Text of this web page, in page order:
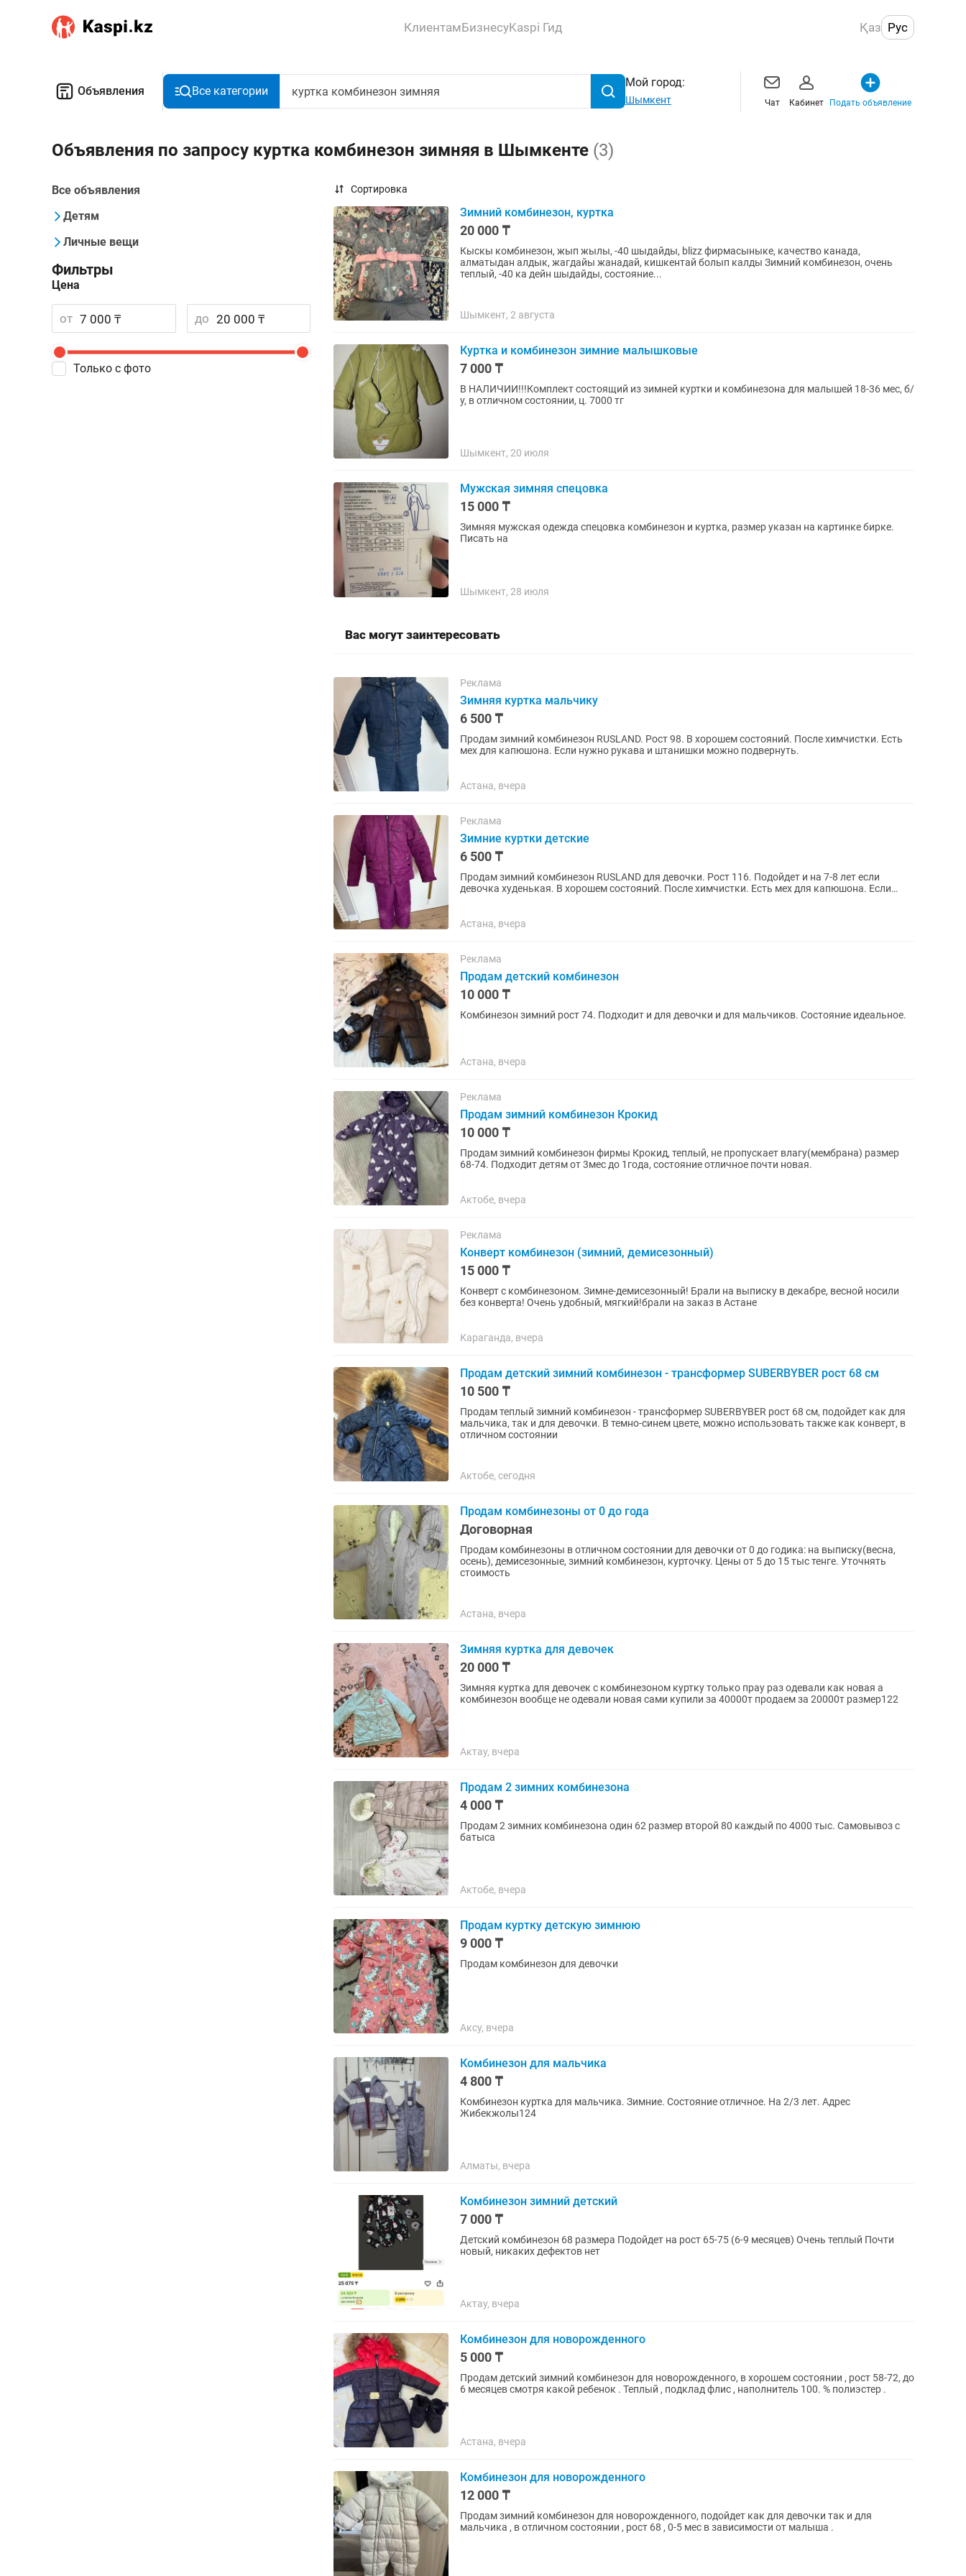
КлиентамБизнесуKaspi Гид Қаз Рус
Объявления Все категории
Мой город:
Шымкент Чат Кабинет Подать объявление
Объявления по запросу куртка комбинезон зимняя в Шымкенте (3)
Все объявления
Детям
Личные вещи
Фильтры
Цена
от до
Только с фото
Сортировка
Зимний комбинезон, куртка
20 000 ₸
Кыскы комбинезон, жып жылы, -40 шыдайды, blizz фирмасыныке, качество канада,
алматыдан алдык, жагдайы жанадай, кишкентай болып калды Зимний комбинезон, очень
теплый, -40 ка дейн шыдайды, состояние...
Шымкент, 2 августа
Куртка и комбинезон зимние малышковые
7 000 ₸
В НАЛИЧИИ!!!Комплект состоящий из зимней куртки и комбинезона для малышей 18-36 мес, б/
у, в отличном состоянии, ц. 7000 тг
Шымкент, 20 июля
Мужская зимняя спецовка
15 000 ₸
Зимняя мужская одежда спецовка комбинезон и куртка, размер указан на картинке бирке.
Писать на
Шымкент, 28 июля
Вас могут заинтересовать
Реклама
Зимняя куртка мальчику
6 500 ₸
Продам зимний комбинезон RUSLAND. Рост 98. В хорошем состояний. После химчистки. Есть
мех для капюшона. Если нужно рукава и штанишки можно подвернуть.
Астана, вчера
Реклама
Зимние куртки детские
6 500 ₸
Продам зимний комбинезон RUSLAND для девочки. Рост 116. Подойдет и на 7-8 лет если
девочка худенькая. В хорошем состояний. После химчистки. Есть мех для капюшона. Если
Астана, вчера
Реклама
Продам детский комбинезон
10 000 ₸
Комбинезон зимний рост 74. Подходит и для девочки и для мальчиков. Состояние идеальное.
Астана, вчера
Реклама
Продам зимний комбинезон Крокид
10 000 ₸
Продам зимний комбинезон фирмы Крокид, теплый, не пропускает влагу(мембрана) размер
68-74. Подходит детям от 3мес до 1года, состояние отличное почти новая.
Актобе, вчера
Реклама
Конверт комбинезон (зимний, демисезонный)
15 000 ₸
Конверт с комбинезоном. Зимне-демисезонный! Брали на выписку в декабре, весной носили
без конверта! Очень удобный, мягкий!брали на заказ в Астане
Караганда, вчера
Продам детский зимний комбинезон - трансформер SUBERBYBER рост 68 см
10 500 ₸
Продам теплый зимний комбинезон - трансформер SUBERBYBER рост 68 см, подойдет как для
мальчика, так и для девочки. В темно-синем цвете, можно использовать также как конверт, в
отличном состоянии
Актобе, сегодня
Продам комбинезоны от 0 до года
Договорная
Продам комбинезоны в отличном состоянии для девочки от 0 до годика: на выписку(весна,
осень), демисезонные, зимний комбинезон, курточку. Цены от 5 до 15 тыс тенге. Уточнять
стоимость
Астана, вчера
Зимняя куртка для девочек
20 000 ₸
Зимняя куртка для девочек с комбинезоном куртку только прау раз одевали как новая а
комбинезон вообще не одевали новая сами купили за 40000т продаем за 20000т размер122
Актау, вчера
Продам 2 зимних комбинезона
4 000 ₸
Продам 2 зимних комбинезона один 62 размер второй 80 каждый по 4000 тыс. Самовывоз с
батыса
Актобе, вчера
Продам куртку детскую зимнюю
9 000 ₸
Продам комбинезон для девочки
Аксу, вчера
Комбинезон для мальчика
4 800 ₸
Комбинезон куртка для мальчика. Зимние. Состояние отличное. На 2/3 лет. Адрес
Жибекжолы124
Алматы, вчера
Комбинезон зимний детский
7 000 ₸
Детский комбинезон 68 размера Подойдет на рост 65-75 (6-9 месяцев) Очень теплый Почти
новый, никаких дефектов нет
Актау, вчера
Комбинезон для новорожденного
5 000 ₸
Продам детский зимний комбинезон для новорожденного, в хорошем состоянии , рост 58-72, до
6 месяцев смотря какой ребенок . Теплый , подклад флис , наполнитель 100. % полиэстер .
Астана, вчера
Комбинезон для новорожденного
12 000 ₸
Продам зимний комбинезон для новорожденного, подойдет как для девочки так и для
мальчика , в отличном состоянии , рост 68 , 0-5 мес в зависимости от малыша .